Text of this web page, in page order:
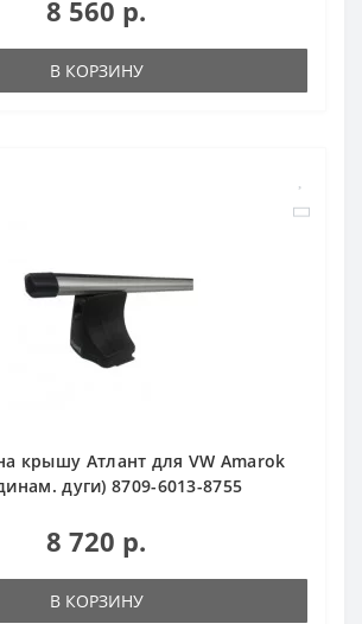
8 560 р.
В КОРЗИНУ
крышу Атлант для VW Amarok
дуги) 8709-6013-8755
8 720 р.
В КОРЗИНУ